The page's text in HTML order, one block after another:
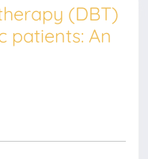
(DBT)
patients: An